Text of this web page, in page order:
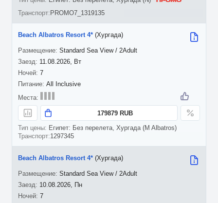
PROMO7_1319135
11.08.2026, Вт
7
Beach Albatros Resort 4* (Хургада)
Standard Sea View / 2Adult
All Inclusive
179879 RUB
Египет: Без перелета, Хургада (M Albatros)
1297345
10.08.2026, Пн
7
Beach Albatros Resort 4* (Хургада)
Standard Sea View / 2Adult